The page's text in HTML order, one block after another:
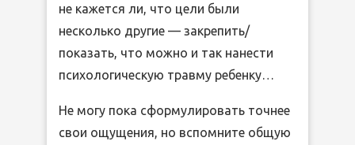
не кажется ли, что цели были
несколько другие — закрепить/
показать, что можно и так нанести
психологическую травму ребенку…
Не могу пока сформулировать точнее
свои ощущения, но вспомните общую